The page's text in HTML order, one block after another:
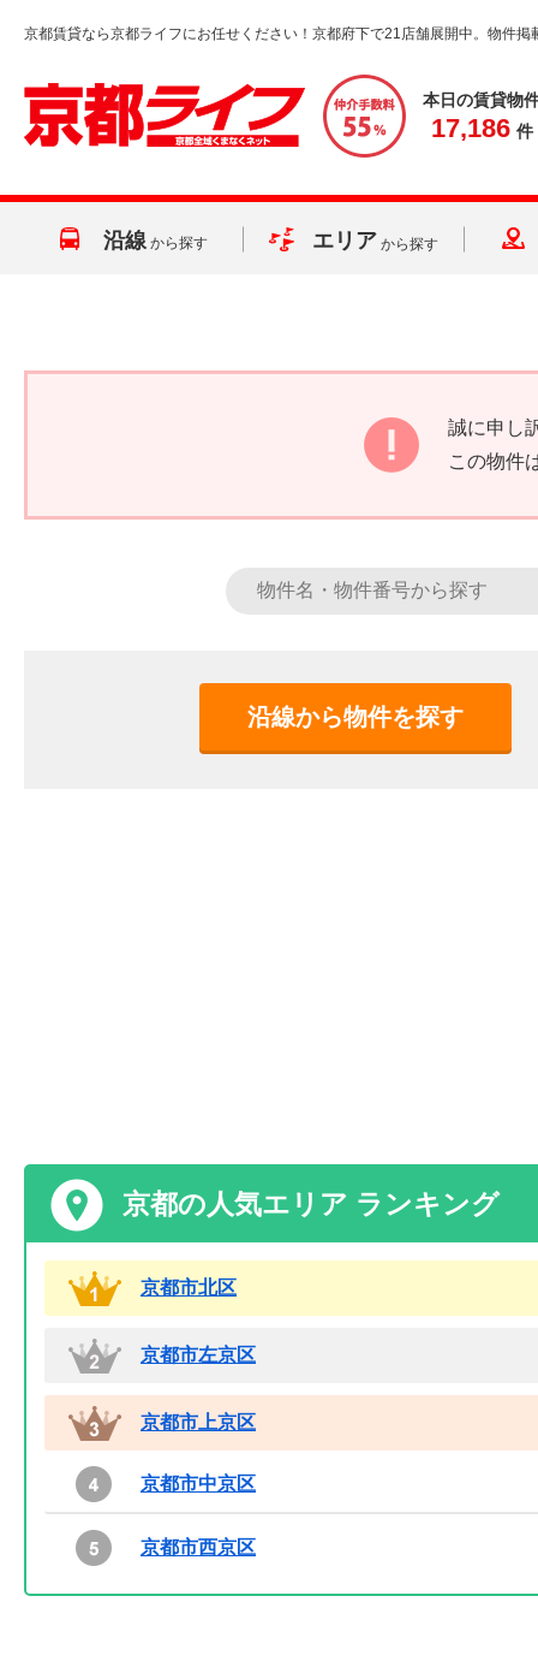
京都賃貸なら京都ライフにお任せください！京都府下で21店舗展開中。物件掲
本日の賃貸物
17,186 件
沿線 から探す エリア から探す
誠に申し
この物件
沿線から物件を探す
京都の人気エリア ランキング
京都市北区
京都市左京区
京都市上京区
京都市中京区
京都市西京区